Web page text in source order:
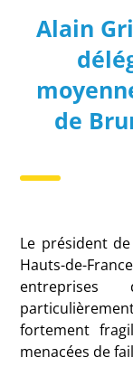
Alain
de
Le président
Hauts-de-
fortement
menacées de